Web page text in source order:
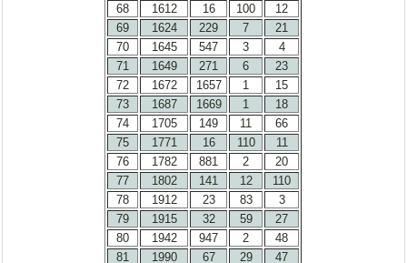
68
1612 16 100
12
69
1624 229 7
21
70
1645 547 3
4
71
1649 271 6
23
72
1672 1657 1
15
73
1687 1669 1
18
74
1705 149 11
66
75
1771 16 110
11
76
1782 881 2
20
77
1802 141 12
110
78
1912 23 83
3
79
1915 32 59
27
80
1942 947 2
48
81
1990 67 29
47